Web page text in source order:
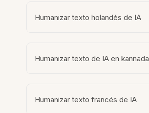
Humanizar texto holandés de IA
Humanizar texto de IA en kannada
Humanizar texto francés de IA